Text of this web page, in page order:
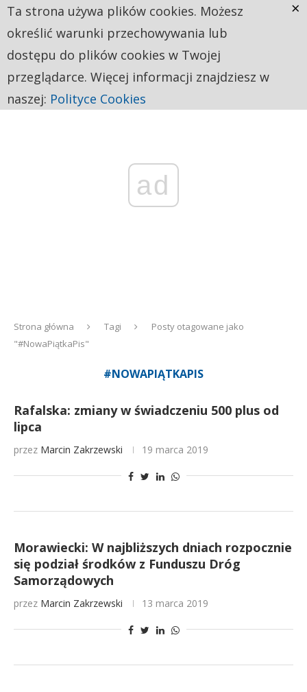
ad
Strona główna Tagi
Posty otagowane jako
"#NowaPiątkaPis"
#NOWAPIĄTKAPIS
Rafalska: zmiany w świadczeniu 500 plus od
lipca
przez Marcin Zakrzewski 19 marca 2019
Morawiecki: W najbliższych dniach rozpocznie
się podział środków z Funduszu Dróg
Samorządowych
przez Marcin Zakrzewski 13 marca 2019
Ta strona używa plików cookies. Możesz
określić warunki przechowywania lub
dostępu do plików cookies w Twojej
przeglądarce. Więcej informacji znajdziesz w
naszej: Polityce Cookies
×